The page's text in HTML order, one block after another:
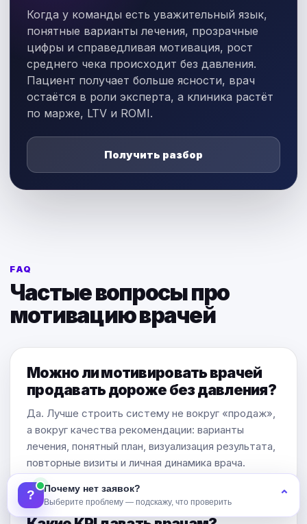
? Почему нет заявок?
Выберите проблему — подскажу, что проверить ⌃
Когда у команды есть уважительный язык,
понятные варианты лечения, прозрачные
цифры и справедливая мотивация, рост
среднего чека происходит без давления.
Пациент получает больше ясности, врач
остаётся в роли эксперта, а клиника растёт
по марже, LTV и ROMI.
Получить разбор
FAQ
Частые вопросы про
мотивацию врачей
Можно ли мотивировать врачей
продавать дороже без давления?
Да. Лучше строить систему не вокруг «продаж»,
а вокруг качества рекомендации: варианты
лечения, понятный план, визуализация результата,
повторные визиты и личная динамика врача.